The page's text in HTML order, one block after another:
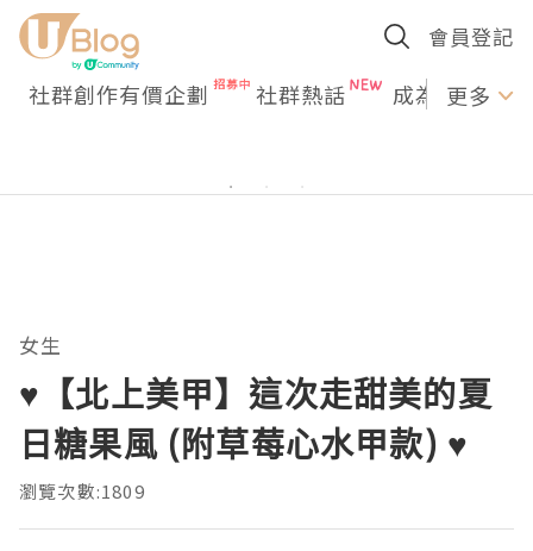
會員登記
社群創作有價企劃 社群熱話 成為U更多
女生
♥【北上美甲】這次走甜美的夏
日糖果風 (附草莓心水甲款) ♥
瀏覽次數:1809